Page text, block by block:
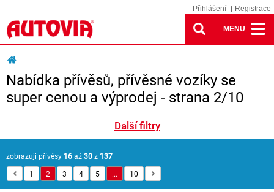
Přihlášení Registrace
MENU
Nabídka přívěsů, přívěsné vozíky se
super cenou a výprodej - strana 2/10
Další filtry
zobrazuji přívěsy 16až30z 137
1
2 3 4 5 ... 10